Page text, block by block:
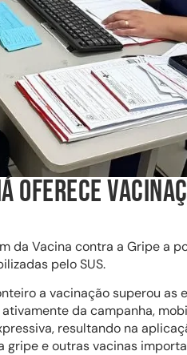
da Vacina contra a Gripe a
pelo SUS.
a vacinação superou as
da campanha,
resultando na
gripe e outras vacinas